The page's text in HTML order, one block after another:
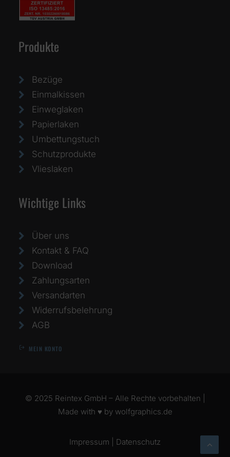
Produkte
Bezüge
Einmalkissen
Einweglaken
Papierlaken
Umbettungstuch
Schutzprodukte
Vlieslaken
Wichtige Links
Über uns
Kontakt & FAQ
Download
Zahlungsarten
Versandarten
Widerrufsbelehrung
AGB
MEIN KONTO
© 2025 Reintex GmbH – Alle Rechte vorbehalten |
Made with ♥ by wolfgraphics.de
Impressum Datenschutz